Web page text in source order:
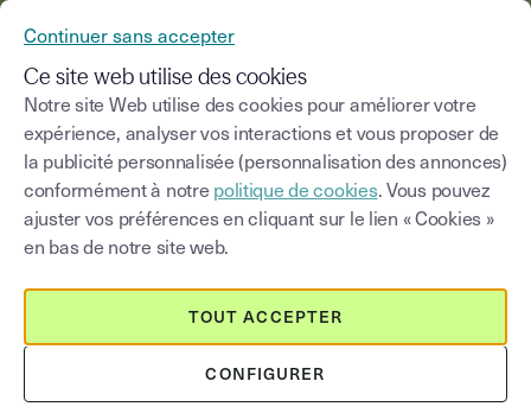
Blog
Choisir une catégorie Saisissez un terme
Enseignement à distance : 3 outils
numériques à connaître !
Continuer sans accepter
Ce site web utilise des cookies
Notre site Web utilise des cookies pour améliorer votre
expérience, analyser vos interactions et vous proposer de
la publicité personnalisée (personnalisation des annonces)
conformément à notre politique de cookies. Vous pouvez
ajuster vos préférences en cliquant sur le lien « Cookies »
en bas de notre site web.
CONFIGURER
TOUT ACCEPTER